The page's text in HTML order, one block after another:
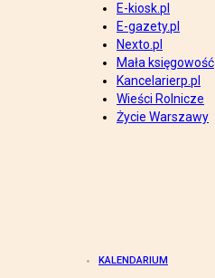
E-kiosk.pl
E-gazety.pl
Nexto.pl
Mała księgowość
Kancelarierp.pl
Wieści Rolnicze
Życie Warszawy
KALENDARIUM